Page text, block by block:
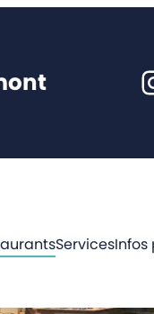
Services